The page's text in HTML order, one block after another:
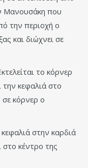
Μανουσάκη που
την περιοχή ο
και διώχνει σε
το κόρνερ
κεφαλιά στο
κόρνερ ο
στην καρδιά
στο κέντρο της